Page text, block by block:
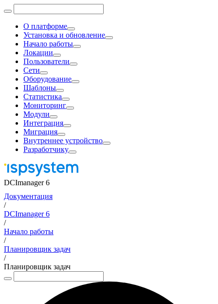
О платформе
Установка и обновление
Начало работы
Локации
Пользователи
Сети
Оборудование
Шаблоны
Статистика
Мониторинг
Модули
Интеграция
Миграция
Внутреннее устройство
Разработчику
DCImanager 6
Документация
/
DCImanager 6
/
Начало работы
/
Планировщик задач
/
Планировщик задач